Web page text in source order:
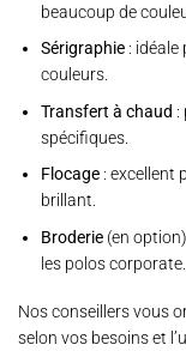
beaucoup de
Sérigraphie: idéale
couleurs.
Transfert à chaud :
spécifiques.
Flocage: excellent
brillant.
Broderie(en
les polos corporate.
Nos conseillers vous
selon vos besoins et